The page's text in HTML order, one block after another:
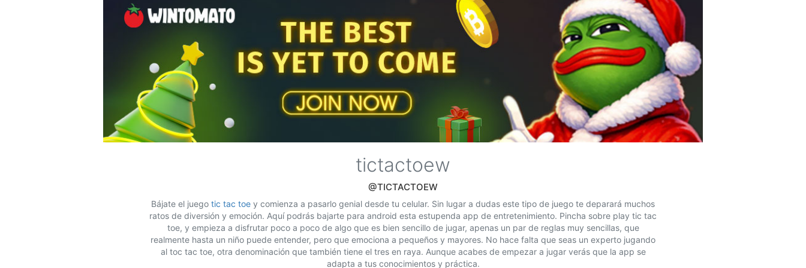
tictactoew
@TICTACTOEW
Bájate el juego tic tac toe y comienza a pasarlo genial desde tu celular. Sin lugar a dudas este tipo de juego te deparará muchos
ratos de diversión y emoción. Aquí podrás bajarte para android esta estupenda app de entretenimiento. Pincha sobre play tic tac
toe, y empieza a disfrutar poco a poco de algo que es bien sencillo de jugar, apenas un par de reglas muy sencillas, que
realmente hasta un niño puede entender, pero que emociona a pequeños y mayores. No hace falta que seas un experto jugando
al toc tac toe, otra denominación que también tiene el tres en raya. Aunque acabes de empezar a jugar verás que la app se
adapta a tus conocimientos y práctica.